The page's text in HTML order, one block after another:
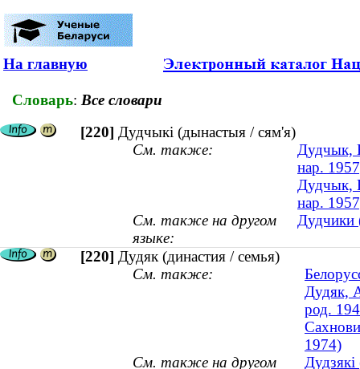
На главную
Словарь: Все словари
[220] Дудчыкі (дынастыя / сям'я)
См. также:
Дудчык,
нар.
Дудчык,
нар.
См. также на другом
языке:
Дудчики
[220] Дудяк (династия / семья)
См. также:
Дудяк,
род.
1974)
См. также на другом